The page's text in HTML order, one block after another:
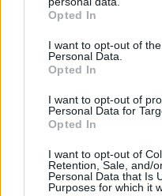
grant or deny consent to
use your data for below
consent section.
Opted In
I want to opt-out of
Personal Data.
Opted In
I want to opt-out of
Personal Data for
Opted In
I want to opt-out of
Retention, Sale, and/
Personal Data that Is
Purposes for which it